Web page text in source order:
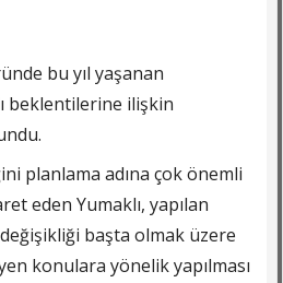
bu yıl yaşanan
beklentilerine ilişkin
planlama adına çok önemli
eden Yumaklı, yapılan
başta olmak üzere
konulara yönelik yapılması